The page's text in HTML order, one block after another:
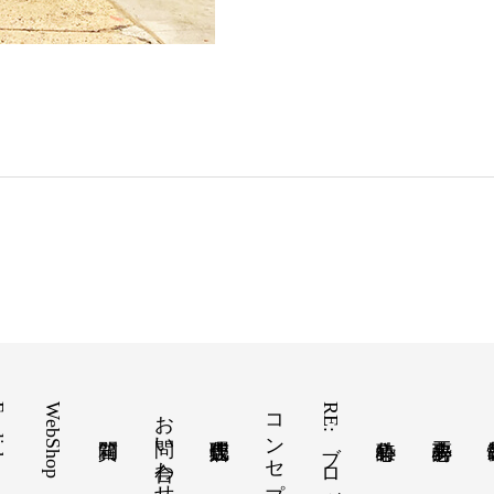
RE:ブログ
コンセプト
お問い合わせ
WebShop